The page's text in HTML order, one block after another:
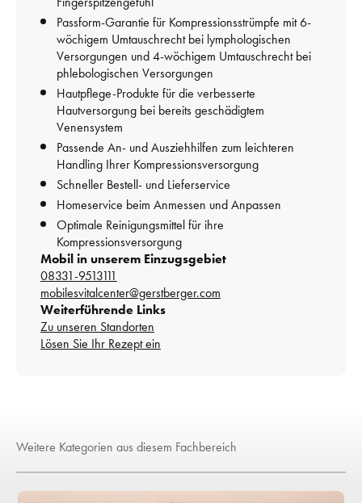
Passform-Garantie für Kompressionsstrümpfe mit 6-
wöchigem Umtauschrecht bei lymphologischen
Versorgungen und 4-wöchigem Umtauschrecht bei
phlebologischen Versorgungen
Hautpflege-Produkte für die verbesserte
Hautversorgung bei bereits geschädigtem
Venensystem
Passende An- und Ausziehhilfen zum leichteren
Handling Ihrer Kompressionsversorgung
Schneller Bestell- und Lieferservice
Homeservice beim Anmessen und Anpassen
Optimale Reinigungsmittel für ihre
Kompressionsversorgung
Mobil in unserem Einzugsgebiet
08331-9513111
mobilesvitalcenter@gerstberger.com
Weiterführende Links
Zu unseren Standorten
Lösen Sie Ihr Rezept ein
Weitere Kategorien aus diesem Fachbereich